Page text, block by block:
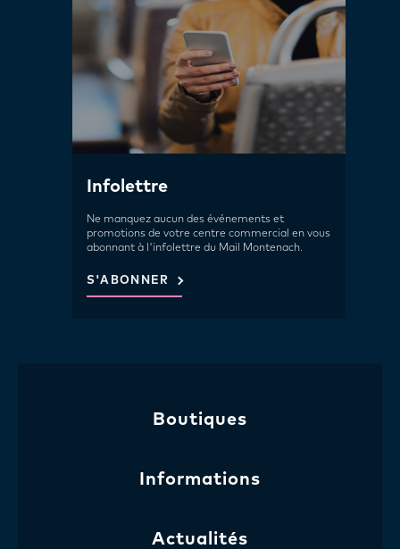
Infolettre
Ne manquez aucun des événements et
promotions de votre centre commercial en vous
abonnant à l'infolettre du Mail Montenach.
S'ABONNER
Boutiques
Informations
Actualités